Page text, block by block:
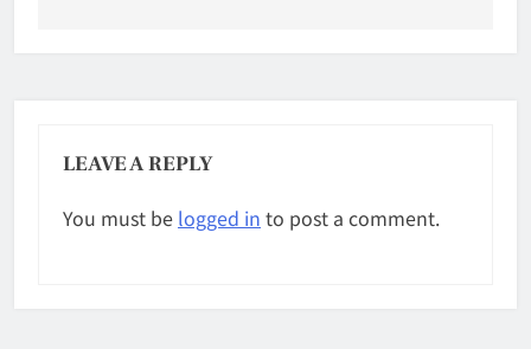
LEAVE A REPLY
You must be logged in to post a comment.